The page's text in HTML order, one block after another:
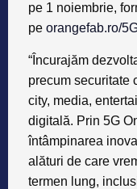
pe 1 noiembrie,
pe orangefab.ro/
“Încurajăm
precum securitate
city, media,
digitală. Prin 5G
întâmpinarea
alături de care
termen lung,